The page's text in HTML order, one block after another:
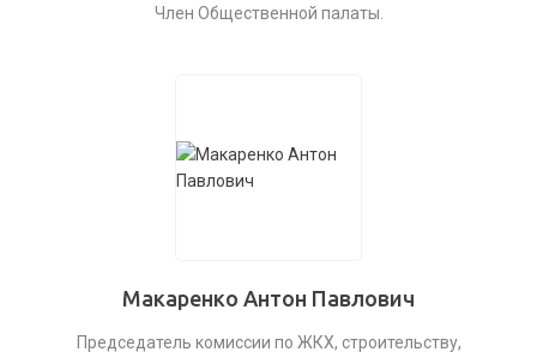
Член Общественной палаты.
Макаренко Антон Павлович
Председатель комиссии по ЖКХ, строительству,